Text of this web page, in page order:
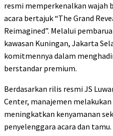
resmi memperkenalkan wajah
acara bertajuk “The Grand
Reimagined”. Melalui
kawasan Kuningan, Jakarta
komitmennya dalam
berstandar premium.
Berdasarkan rilis resmi JS
Center, manajemen
meningkatkan kenyamanan
penyelenggara acara dan tamu.